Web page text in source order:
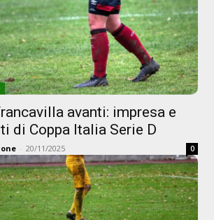
avanti: impresa e
di Coppa Italia Serie D
- 20/11/2025 0